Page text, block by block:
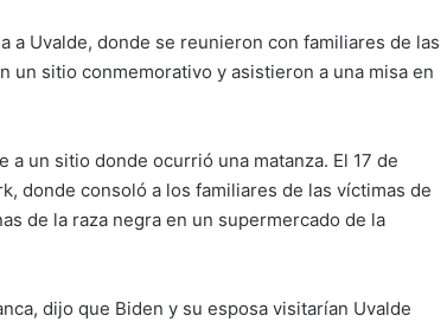
a Uvalde, donde se reunieron con familiares de las
sitio conmemorativo y asistieron a una misa en
a un sitio donde ocurrió una matanza. El 17 de
donde consoló a los familiares de las víctimas de
de la raza negra en un supermercado de la
dijo que Biden y su esposa visitarían Uvalde